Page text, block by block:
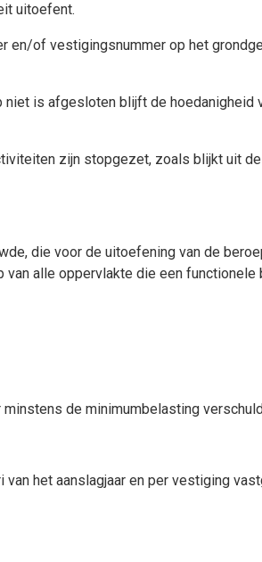
uitoefent.
en/of vestigingsnummer op het
niet is afgesloten blijft de hoedanigheid
zijn stopgezet, zoals blijkt uit
die voor de uitoefening van de
alle oppervlakte die een functionele
de minimumbelasting
het aanslagjaar en per vestiging